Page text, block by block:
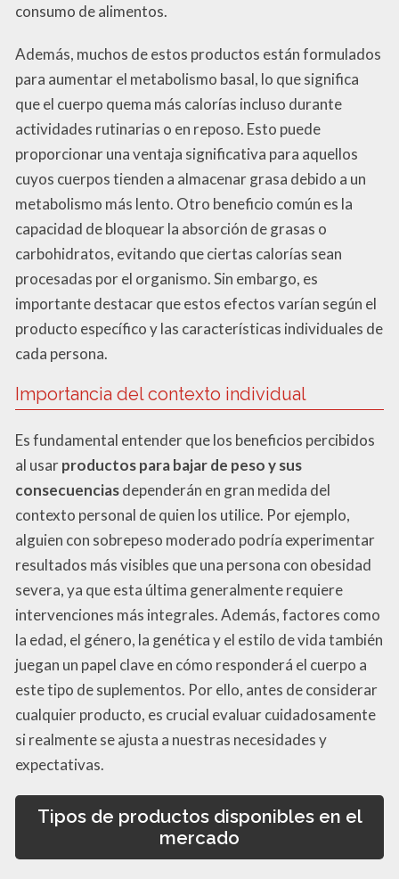
consumo de alimentos.
Además, muchos de estos productos están formulados
para aumentar el metabolismo basal, lo que significa
que el cuerpo quema más calorías incluso durante
actividades rutinarias o en reposo. Esto puede
proporcionar una ventaja significativa para aquellos
cuyos cuerpos tienden a almacenar grasa debido a un
metabolismo más lento. Otro beneficio común es la
capacidad de bloquear la absorción de grasas o
carbohidratos, evitando que ciertas calorías sean
procesadas por el organismo. Sin embargo, es
importante destacar que estos efectos varían según el
producto específico y las características individuales de
cada persona.
Importancia del contexto individual
Es fundamental entender que los beneficios percibidos
al usarproductos para bajar de peso y sus
consecuenciasdependerán en gran medida del
contexto personal de quien los utilice. Por ejemplo,
alguien con sobrepeso moderado podría experimentar
resultados más visibles que una persona con obesidad
severa, ya que esta última generalmente requiere
intervenciones más integrales. Además, factores como
la edad, el género, la genética y el estilo de vida también
juegan un papel clave en cómo responderá el cuerpo a
este tipo de suplementos. Por ello, antes de considerar
cualquier producto, es crucial evaluar cuidadosamente
si realmente se ajusta a nuestras necesidades y
expectativas.
Tipos de productos disponibles en el
mercado